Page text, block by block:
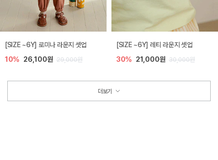
[SIZE ~6Y] 로미나 라운지 셋업
10% 26,100원 29,000원
[SIZE ~6Y] 레티 라운지 셋업
30% 21,000원 30,000원
더보기